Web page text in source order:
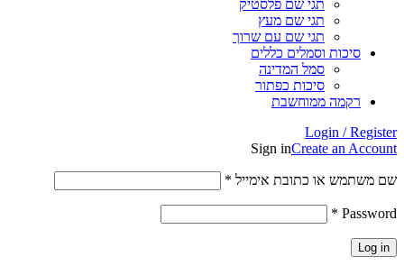
תגי שם פלסטיק
תגי שם מעץ
תגי שם עם שרוך
סיכות וסמלים כללים
סמל המדינה
סיכות כפתור
רקמה ממוחשבת
Login / Register
Sign inCreate an Account
שם משתמש או כתובת אימייל *
Password
*
Log in